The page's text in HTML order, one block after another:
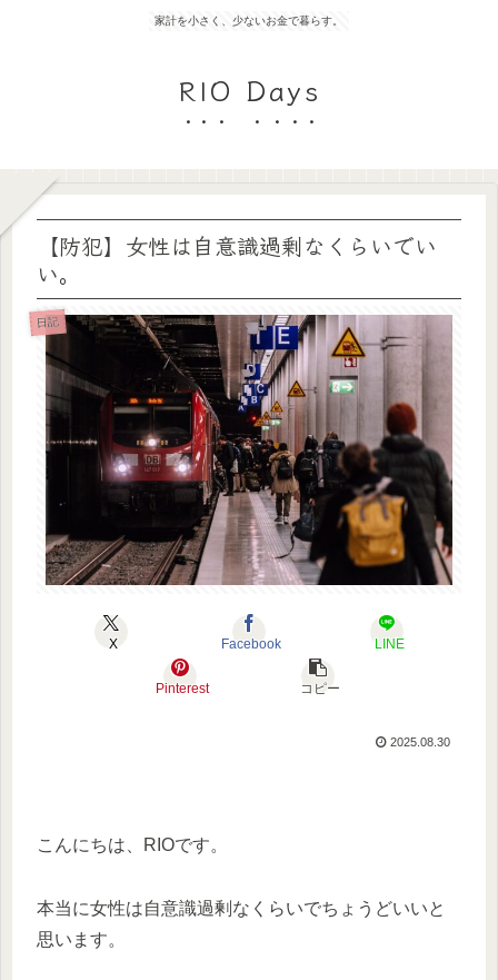
家計を小さく、少ないお金で暮らす。
RIO Days
【防犯】女性は自意識過剰なくらいでい
い。
日記
X Facebook LINE
Pinterest コピー
2025.08.30
こんにちは、RIOです。
本当に女性は自意識過剰なくらいでちょうどいいと
思います。